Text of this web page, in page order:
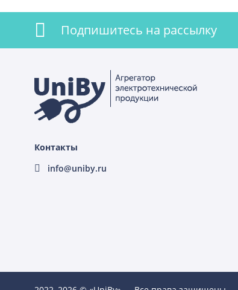
Подпишитесь на рассылку
Контакты
info@uniby.ru